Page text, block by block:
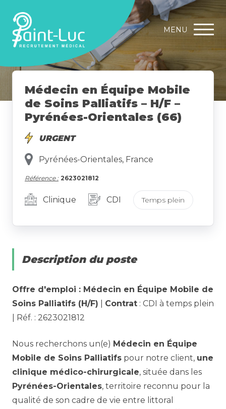
MENU
Médecin en Équipe Mobile
de Soins Palliatifs – H/F –
Pyrénées-Orientales (66)
URGENT
Pyrénées-Orientales, France
Référence : 2623021812
Clinique CDI Temps plein
Description du poste
Offre d'emploi : Médecin en Équipe Mobile de
Soins Palliatifs (H/F)
Contrat : CDI à temps plein
| Réf. : 2623021812
Nous recherchons un(e) Médecin en Équipe
Mobile de Soins Palliatifs pour notre client, une
clinique médico-chirurgicale, située dans les
Pyrénées-Orientales, territoire reconnu pour la
qualité de son cadre de vie entre littoral